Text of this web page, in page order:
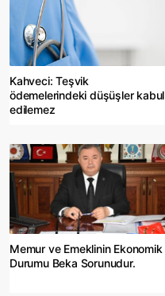
Kahveci: Teşvik
ödemelerindeki düşüşler kabul
edilemez
Memur ve Emeklinin Ekonomik
Durumu Beka Sorunudur.